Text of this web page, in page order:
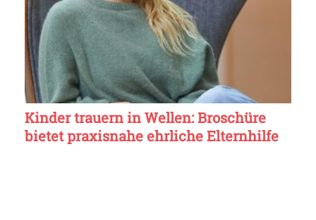
Kinder trauern in Wellen: Broschüre
bietet praxisnahe ehrliche Elternhilfe